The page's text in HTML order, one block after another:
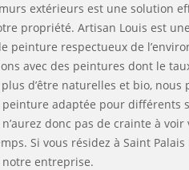
extérieurs est une solution
propriété. Artisan Louis est
peinture respectueux de
avec des peintures dont le
d’être naturelles et bio, nous
peinture adaptée pour différents
donc pas de crainte à
Si vous résidez à Saint
notre entreprise.